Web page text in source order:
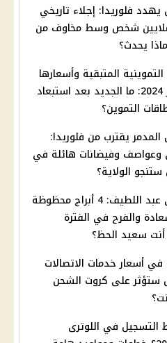
يهدد فلوريدا: إجلاء تاريخي
من 6 ملايين شخص وسط مخاوف من
يحدث؟
المتبقية وأسعارها
لشهر أكتوبر 2024: ما الجديد بعد استبعاد
المدمر يقترب من فلوريدا:
وعواصف وفيضانات هائلة في
الولاية؟
توقعات ليلى عبد اللطيف: 4 أبراج محظوظة
والفرح في الفترة
سعيد الحظ؟
في أسعار خدمات الاتصالات
على كروت الشحن
في اللوترى